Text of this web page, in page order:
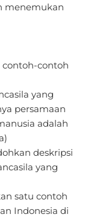
menemukan
contoh
yang
persamaan
adalah
deskripsi
yang
satu contoh
Indonesia di